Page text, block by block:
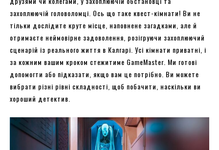
захоплюючій головоломці. Ось що таке квест-кімнати! Ви не
тільки дослідите круте місце, наповнене загадками, але й
отримаєте неймовірне задоволення, розігруючи захоплюючий
сценарій із реального життя в Калгарі. Усі кімнати приватні, і
за кожним вашим кроком стежитиме GameMaster. Ми готові
допомогти або підказати, якщо вам це потрібно. Ви можете
вибрати різні рівні складності, щоб побачити, наскільки ви
хороший детектив.